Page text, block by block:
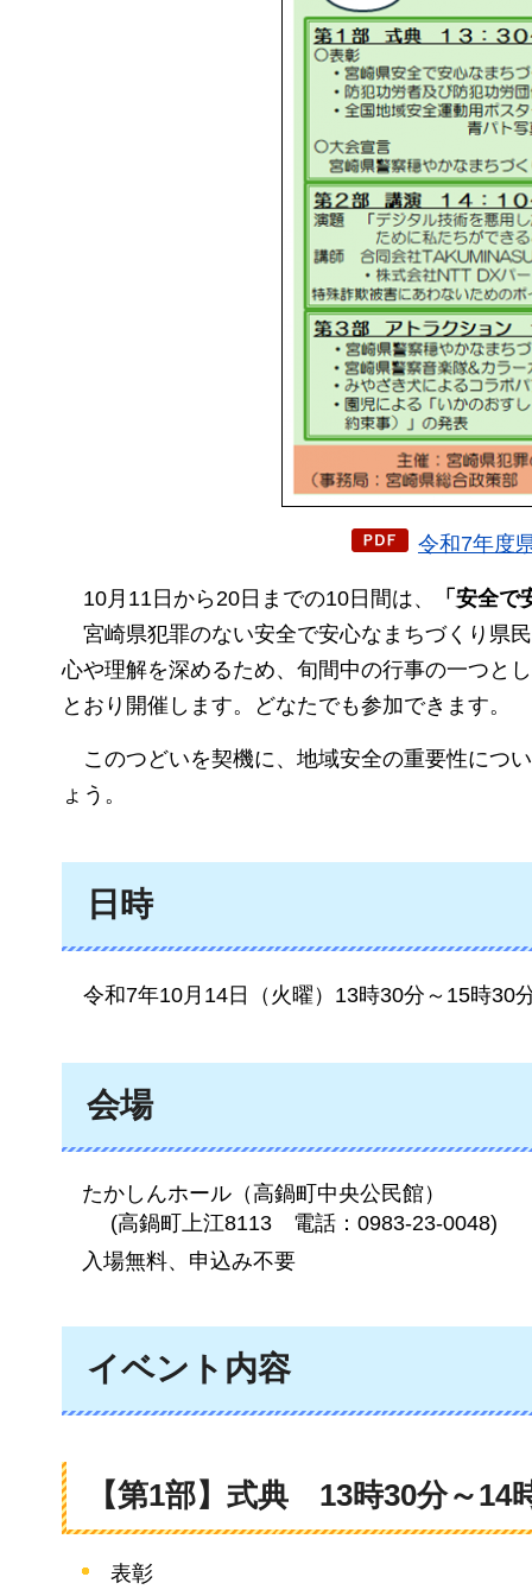
令和7年度
10月 11日から20日までの10日間は、
「安全
宮崎県犯罪のない安全で安心なまちづくり県
心や理解を深めるため、旬間中の行事の一つと
とおり開催します。どなたでも参加できます。
このつどいを契機に、地域安全の重要性につ
ょう。
日時
令和7年10月14日（火曜）13時30分～15時30
会場
たかしんホール（高鍋町中央公民館）
(高鍋町上江8113
電話：0983-23-0048)
入場無料、申込み不要
イベント内容
【第1部】式典 13時30分～14
表彰